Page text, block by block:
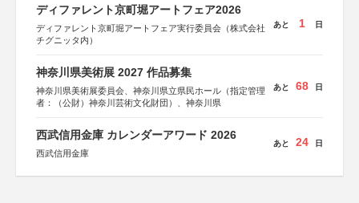
ディファレント京町堀アートフェア2026
ディファレント京町堀アートフェア実行委員会（株式会社
チグニッタ内）
あと 1 日
神奈川県美術展 2027 作品募集
神奈川県美術展委員会、神奈川県立県民ホール（指定管理
者：（公財）神奈川芸術文化財団）、神奈川県
あと 68 日
西武信用金庫 カレンダーアワード 2026
西武信用金庫
あと 24 日